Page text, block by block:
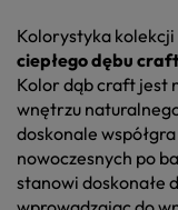
Kolorystyka
ciepłego dębu
Kolor dąb craft jest
wnętrzu
doskonale
nowoczesnych po
stanowi doskonałe